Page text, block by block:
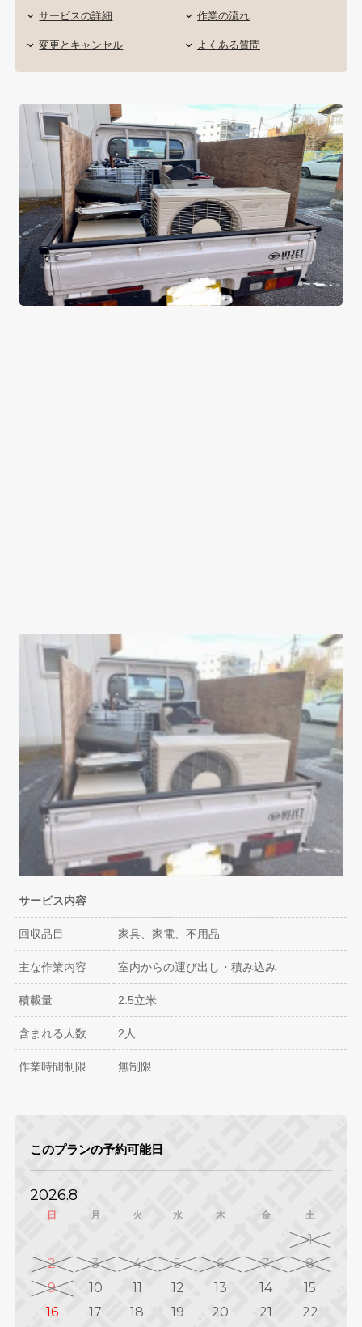
サービスの詳細 作業の流れ
変更とキャンセル よくある質問
サービス内容
回収品目 家具、家電、不用品
主な作業内容 室内からの運び出し・積み込み
積載量 2.5立米
含まれる人数 2人
作業時間制限 無制限
このプランの予約可能日
2026.8
日 月 火 水 木 金 土
1
2
3 4 5 6 7
8
9
10 11 12 13 14
15
16
17 18 19 20 21
22